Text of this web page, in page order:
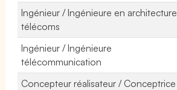
Ingénieur / Ingénieure en architecture
télécoms
Ingénieur / Ingénieure
télécommunication
Concepteur réalisateur / Conceptrice